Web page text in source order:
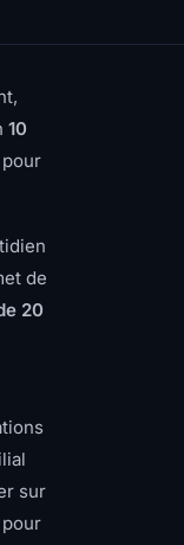
10
de
20
sur